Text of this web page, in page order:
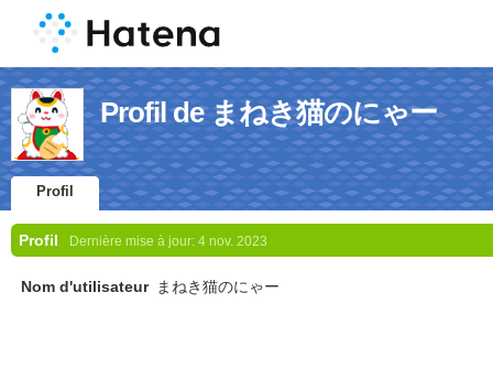
Profil de まねき猫のにゃー
Profil
Profil Dernière mise à jour: 4 nov. 2023
Nom d'utilisateur まねき猫のにゃー